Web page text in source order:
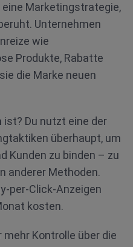
Marketingstrategie,
Unternehmen
wie
Produkte, Rabatte
die Marke neuen
ist? Du nutzt eine der
überhaupt, um
Kunden zu binden – zu
anderer Methoden.
per-Click-Anzeigen
kosten.
Kontrolle über die